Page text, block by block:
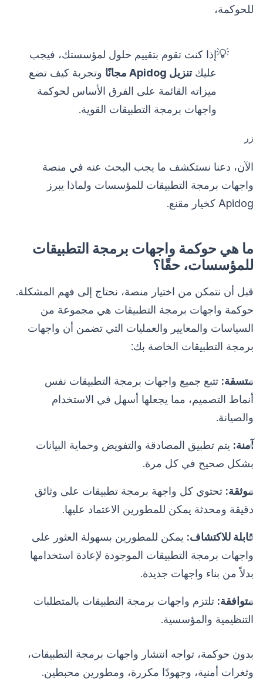
للحوكمة،
💡إذا كنت تقوم بتقييم حلول لمؤسستك، فيجب
عليكتنزيل Apidog مجانًا
وتجربة كيف تضع
ميزاته القائمة على الفرق الأساس لحوكمة
واجهات برمجة التطبيقات القوية.
زر
الآن، دعنا نستكشف ما يجب البحث عنه في منصة
واجهات برمجة التطبيقات للمؤسسات ولماذا يبرز
Apidog كخيار مقنع.
ما هي حوكمة واجهات برمجة التطبيقات
للمؤسسات، حقًا؟
قبل أن نتمكن من اختيار منصة، نحتاج إلى فهم المشكلة.
حوكمة واجهات برمجة التطبيقات هي مجموعة من
السياسات والمعايير والعمليات التي تضمن أن واجهات
برمجة التطبيقات الخاصة بك:
متسقة: تتبع جميع واجهات برمجة التطبيقات نفس
أنماط التصميم، مما يجعلها أسهل في الاستخدام
والصيانة.
آمنة: يتم تطبيق المصادقة والتفويض وحماية البيانات
بشكل صحيح في كل مرة.
موثقة: تحتوي كل واجهة برمجة تطبيقات على وثائق
دقيقة ومحدثة يمكن للمطورين الاعتماد عليها.
قابلة للاكتشاف: يمكن للمطورين بسهولة العثور على
واجهات برمجة التطبيقات الموجودة لإعادة استخدامها
بدلاً من بناء واجهات جديدة.
متوافقة: تلتزم واجهات برمجة التطبيقات بالمتطلبات
التنظيمية والمؤسسية.
بدون حوكمة، تواجه انتشار واجهات برمجة التطبيقات،
وثغرات أمنية، وجهودًا مكررة، ومطورين محبطين.